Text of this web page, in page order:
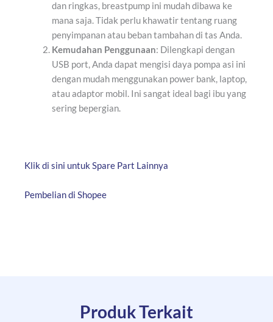
dan ringkas, breastpump ini mudah dibawa ke
mana saja. Tidak perlu khawatir tentang ruang
penyimpanan atau beban tambahan di tas Anda.
Kemudahan Penggunaan: Dilengkapi dengan
USB port, Anda dapat mengisi daya pompa asi ini
dengan mudah menggunakan power bank, laptop,
atau adaptor mobil. Ini sangat ideal bagi ibu yang
sering bepergian.
Klik di sini untuk Spare Part Lainnya
Pembelian di Shopee
Produk Terkait